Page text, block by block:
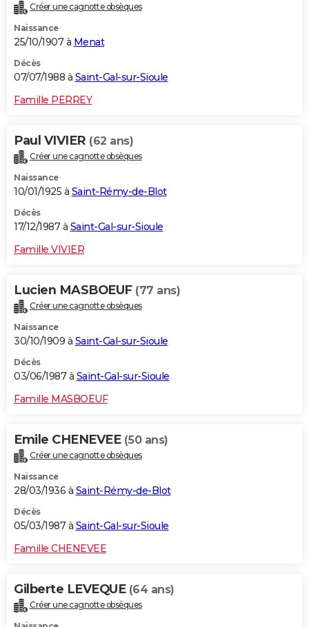
Créer une cagnotte obsèques
Naissance
25/10/1907 à Menat
Décès
07/07/1988 à Saint-Gal-sur-Sioule
Famille PERREY
Paul VIVIER (62 ans)
Créer une cagnotte obsèques
Naissance
10/01/1925 à Saint-Rémy-de-Blot
Décès
17/12/1987 à Saint-Gal-sur-Sioule
Famille VIVIER
Lucien MASBOEUF (77 ans)
Créer une cagnotte obsèques
Naissance
30/10/1909 à Saint-Gal-sur-Sioule
Décès
03/06/1987 à Saint-Gal-sur-Sioule
Famille MASBOEUF
Emile CHENEVEE (50 ans)
Créer une cagnotte obsèques
Naissance
28/03/1936 à Saint-Rémy-de-Blot
Décès
05/03/1987 à Saint-Gal-sur-Sioule
Famille CHENEVEE
Gilberte LEVEQUE (64 ans)
Créer une cagnotte obsèques